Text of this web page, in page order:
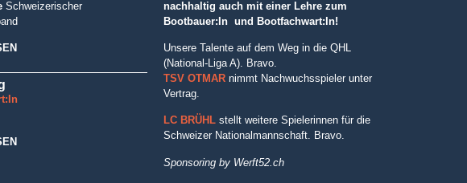
Schweizerischer
nachhaltig auch mit einer Lehre zum
Bootbauer:In und Bootfachwart:In!
Unsere Talente auf dem Weg in die QHL
(National-Liga A). Bravo.
TSV OTMAR nimmt Nachwuchsspieler unter
Vertrag.
LC BRÜHL stellt weitere Spielerinnen für die
Schweizer Nationalmannschaft. Bravo.
Sponsoring by Werft52.ch